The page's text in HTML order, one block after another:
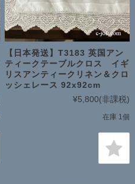
【日本発送】T3183 英国アン
ティークテーブルクロス イギ
リスアンティークリネン＆クロ
ッシェレース 92x92cm
¥5,800(非課税)
在庫 1個